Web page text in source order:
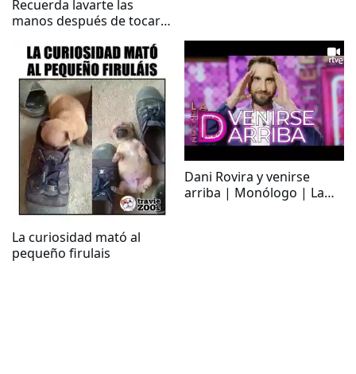
Recuerda lavarte las
manos después de tocar a
La curiosidad mató al
pequeño firulais
Dani Rovira y venirse
arriba | Monólogo | La